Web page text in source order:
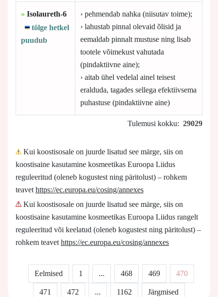
» Isolaureth-6
tõlge hetkel
puudub
› pehmendab nahka (niisutav toime);
› lahustab pinnal olevaid õlisid ja
eemaldab pinnalt mustuse ning lisab
tootele võimekust vahutada
(pindaktiivne aine);
› aitab ühel vedelal ainel teisest
eralduda, tagades sellega efektiivsema
puhastuse (pindaktiivne aine)
Tulemusi kokku: 29029
Kui koostisosale on juurde lisatud see märge, siis on
koostisaine kasutamine kosmeetikas Euroopa Liidus
reguleeritud (oleneb kogustest ning päritolust) – rohkem
teavet https://ec.europa.eu/cosing/annexes
Kui koostisosale on juurde lisatud see märge, siis on
koostisaine kasutamine kosmeetikas Euroopa Liidus rangelt
reguleeritud või keelatud (oleneb kogustest ning päritolust) –
rohkem teavet https://ec.europa.eu/cosing/annexes
Eelmised 1 ... 468 469 470
471 472 ... 1162 Järgmised